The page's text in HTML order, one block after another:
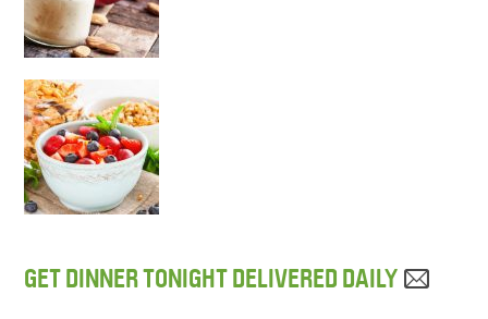
GET DINNER TONIGHT DELIVERED DAILY